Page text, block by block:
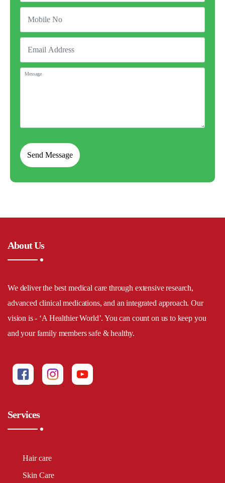
About Us
We deliver the best medical care through extensive research,
advanced clinical medications, and an integrated approach. Our
vision is - ‘A Healthier World’. You can count on us to keep you
and your family members safe & healthy.
Services
Hair care
Skin Care